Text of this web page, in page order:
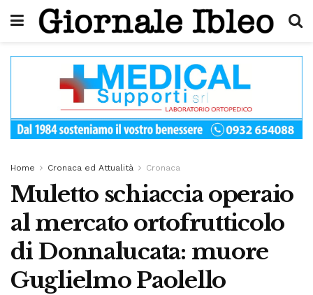
Home Cronaca ed Attualità Cronaca
Muletto schiaccia operaio
al mercato ortofrutticolo
di Donnalucata: muore
Guglielmo Paolello